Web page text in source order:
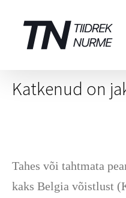
content
Katkenud on
Tahes või tahtmata
kaks Belgia võistlust